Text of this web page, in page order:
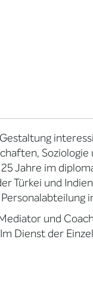
Jahre im
Türkei und
und
Dienst der